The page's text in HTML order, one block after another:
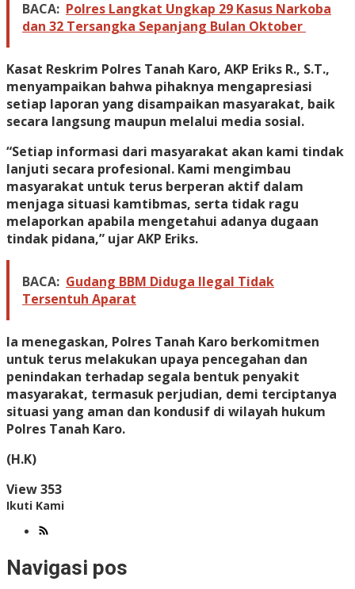
BACA: Polres Langkat Ungkap 29 Kasus Narkoba
dan 32 Tersangka Sepanjang Bulan Oktober
Kasat Reskrim Polres Tanah Karo, AKP Eriks R., S.T.,
menyampaikan bahwa pihaknya mengapresiasi
setiap laporan yang disampaikan masyarakat, baik
secara langsung maupun melalui media sosial.
“Setiap informasi dari masyarakat akan kami tindak
lanjuti secara profesional. Kami mengimbau
masyarakat untuk terus berperan aktif dalam
menjaga situasi kamtibmas, serta tidak ragu
melaporkan apabila mengetahui adanya dugaan
tindak pidana,” ujar AKP Eriks.
BACA: Gudang BBM Diduga Ilegal Tidak
Tersentuh Aparat
Ia menegaskan, Polres Tanah Karo berkomitmen
untuk terus melakukan upaya pencegahan dan
penindakan terhadap segala bentuk penyakit
masyarakat, termasuk perjudian, demi terciptanya
situasi yang aman dan kondusif di wilayah hukum
Polres Tanah Karo.
(H.K)
View353
Ikuti Kami
Navigasi pos